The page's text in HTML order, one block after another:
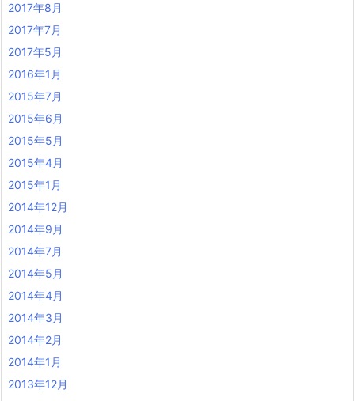
2017年8月
2017年7月
2017年5月
2016年1月
2015年7月
2015年6月
2015年5月
2015年4月
2015年1月
2014年12月
2014年9月
2014年7月
2014年5月
2014年4月
2014年3月
2014年2月
2014年1月
2013年12月